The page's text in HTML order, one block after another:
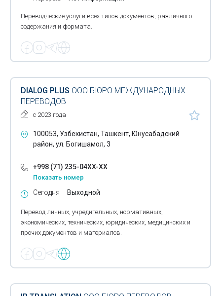
Переводческие услуги всех типов документов, различного
содержания и формата.
DIALOG PLUS ООО БЮРО МЕЖДУНАРОДНЫХ
ПЕРЕВОДОВ
с 2023 года
100053, Узбекистан, Ташкент, Юнусабадский
район, ул. Богишамол, 3
+998 (71) 235-04XX-XX
Показать номер
Сегодня Выходной
Перевод личных, учредительных, нормативных,
экономических, технических, юридических, медицинских и
прочих документов и материалов.